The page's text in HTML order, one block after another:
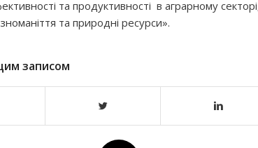
та продуктивності в аграрному
та природні ресурси».
записом